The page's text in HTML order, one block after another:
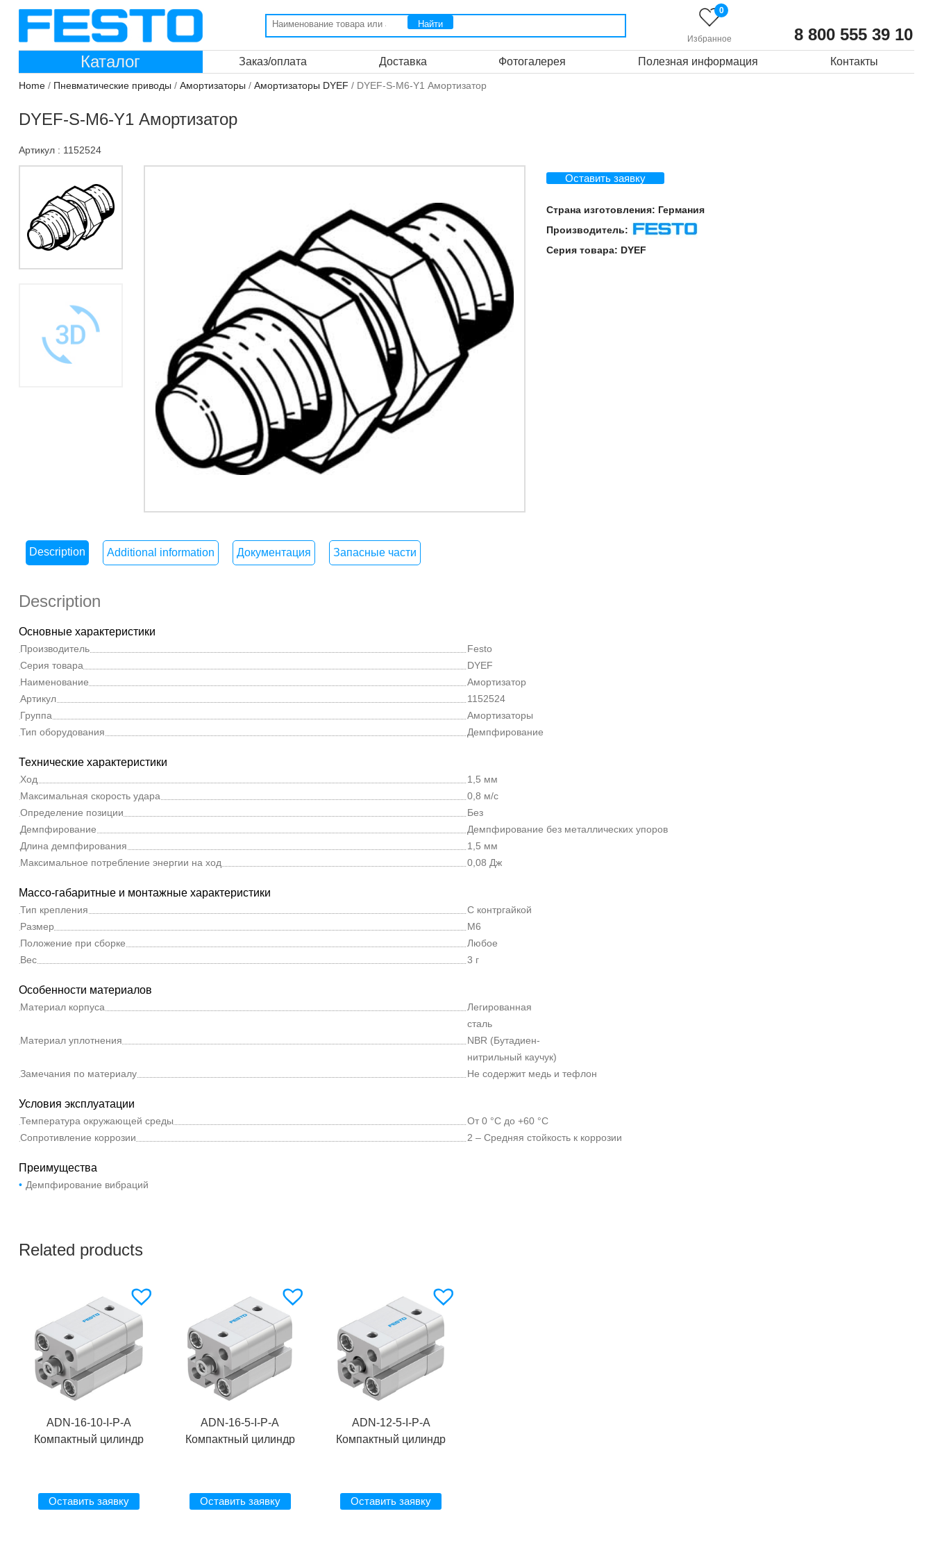
Избранное
0
8 800 555 39 10
Каталог
Заказ/оплата Доставка Фотогалерея Полезная информация Контакты
Home/ Пневматические приводы / Амортизаторы / Амортизаторы DYEF / DYEF-S-M6-Y1 Амортизатор
DYEF-S-M6-Y1 Амортизатор
Артикул : 1152524
Оставить заявку
Страна изготовления: Германия
Производитель:
Festo
Серия товара: DYEF
Description Additional information Документация Запасные части
Description
Основные характеристики
Производитель
Festo
Серия товара
DYEF
Наименование
Амортизатор
Артикул
1152524
Группа
Амортизаторы
Тип оборудования
Демпфирование
Технические характеристики
Ход
1,5 мм
Максимальная скорость удара
0,8 м/с
Определение позиции
Без
Демпфирование
Демпфирование без металлических упоров
Длина демпфирования
1,5 мм
Максимальное потребление энергии на ход
0,08 Дж
Массо-габаритные и монтажные характеристики
Тип крепления
С контргайкой
Размер
M6
Положение при сборке
Любое
Вес
3 г
Особенности материалов
Материал корпуса
Легированная
сталь
Материал уплотнения
NBR (Бутадиен-
нитрильный каучук)
Замечания по материалу
Не содержит медь и тефлон
Условия эксплуатации
Температура окружающей среды
От 0 °C до +60 °C
Сопротивление коррозии
2 – Средняя стойкость к коррозии
Преимущества
Демпфирование вибраций
Related products
ADN-16-10-I-P-A
Компактный цилиндр
Оставить заявку
ADN-16-5-I-P-A
Компактный цилиндр
Оставить заявку
ADN-12-5-I-P-A
Компактный цилиндр
Оставить заявку